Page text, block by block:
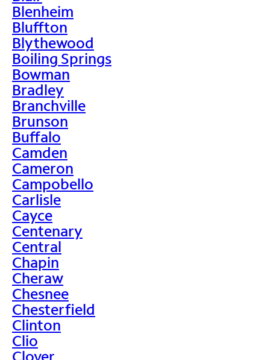
Blenheim
Bluffton
Blythewood
Boiling Springs
Bowman
Bradley
Branchville
Brunson
Buffalo
Camden
Cameron
Campobello
Carlisle
Cayce
Centenary
Central
Chapin
Cheraw
Chesnee
Chesterfield
Clinton
Clio
Clover